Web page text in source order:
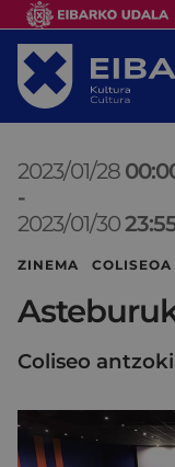
2023/01/28
-
2023/01/30
ZINEMA COLISEOA
Coliseo